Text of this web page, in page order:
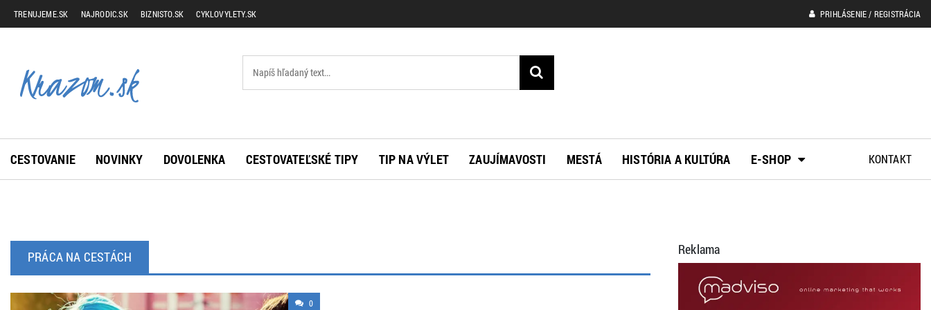
TRENUJEME.SK NAJRODIC.SK BIZNISTO.SK CYKLOVYLETY.SK PRIHLÁSENIE / REGISTRÁCIA
CESTOVANIE NOVINKY DOVOLENKA CESTOVATEĽSKÉ TIPY TIP NA VÝLET ZAUJÍMAVOSTI MESTÁ HISTÓRIA A KULTÚRA E-SHOP KONTAKT
PRÁCA NA CESTÁCH
0
Reklama